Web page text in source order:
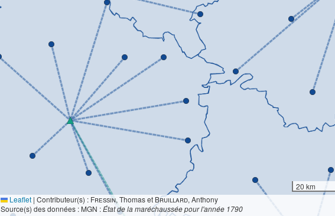
20 km
Leaflet | Contributeur(s) : Fressin, Thomas et Bruillard, Anthony
Source(s) des données : MGN :État de la maréchaussée pour l'année 1790